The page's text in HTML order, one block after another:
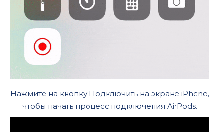
Нажмите на кнопку Подключить на экране iPhone,
чтобы начать процесс подключения AirPods.